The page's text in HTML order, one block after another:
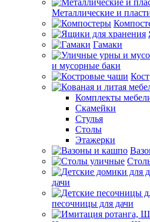
Металлические и
Гамаки
и мусорные баки
Комплекты
Скамейки
Стулья
Столы
Этажерки
дачи
песочницы для дачи